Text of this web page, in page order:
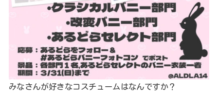
みなさんが好きなコスチュームはなんですか？